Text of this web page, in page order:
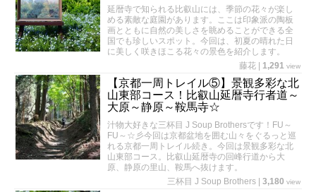
延暦寺で知られる比叡山には、季節の花々が楽し
める素敵な庭園があります。ここは印象派の陶板
画とともに自然の美しさを眺めることができる全
国でも珍しいスポット。今回は、初夏の晴れた日
に美しく咲きほこる花々の景色を紹介します。
藤花
1,291 view
【京都一周トレイル⑤】景観多彩な北
山東部コース！比叡山延暦寺行者道～
大原～静原～鞍馬寺☆
汁物大好きな三杯目 J Soup Brothersです！FU～
FU～☆彡今回は京都盆地を囲む山々をぐるっと巡
れる京都一周トレイル続き。今回は景観多彩な北
山東部コース。比叡山延暦寺の回峰行道から大
原、静原の里山、鞍馬へ抜けます。
三杯目 J Soup Brothers
3,180 view